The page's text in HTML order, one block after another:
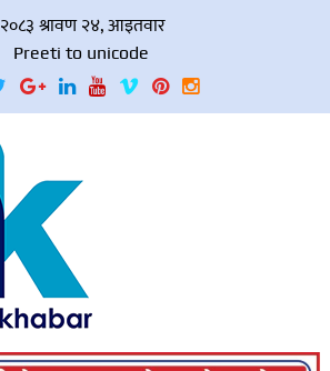
२०८३ श्रावण २४, आइतवार
Preeti to unicode